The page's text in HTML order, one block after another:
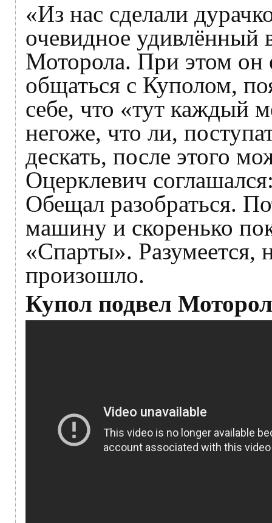
«Из нас сделали
очевидное удивлённый
Моторола. При этом
общаться с Куполом,
себе, что «тут каждый
негоже, что ли,
дескать, после этого
Оцерклевич
Обещал разобраться.
машину и скоренько
«Спарты». Разумеется,
произошло.
Купол подвел